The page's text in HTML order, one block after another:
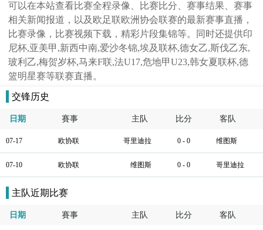
可以在本站查看比赛全程录像、比赛比分、赛事结果、赛事
相关新闻报道，以及欧足联欧洲协会联赛的最新赛事直播，
比赛录像，比赛视频下载，精彩片段集锦等。同时还提供印
尼杯,亚美甲,新西中南,爱沙冬锦,埃及联杯,德女乙,斯伐乙东,
玻利乙,梅贺岁杯,马来F联,法U17,危地甲U23,韩女夏联杯,德
篮明星赛等联赛直播。
交锋历史
日期 賽事 主队 比分 客队
07-17 欧协联 哥里迪拉 0 - 0 维图斯
07-10 欧协联 维图斯 0 - 0 哥里迪拉
主队近期比赛
日期 賽事 主队 比分 客队